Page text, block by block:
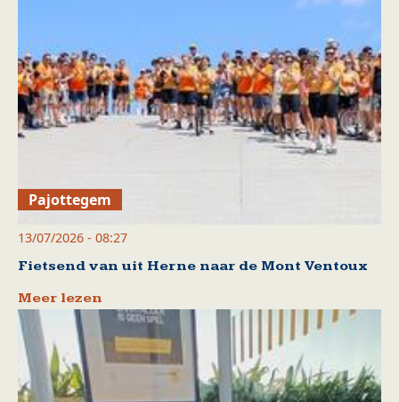
Pajottegem
13/07/2026 - 08:27
Fietsend van uit Herne naar de Mont Ventoux
Meer lezen